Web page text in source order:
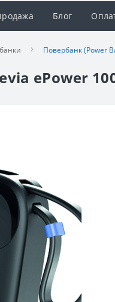
Блог
Повербанк (Power
ePower